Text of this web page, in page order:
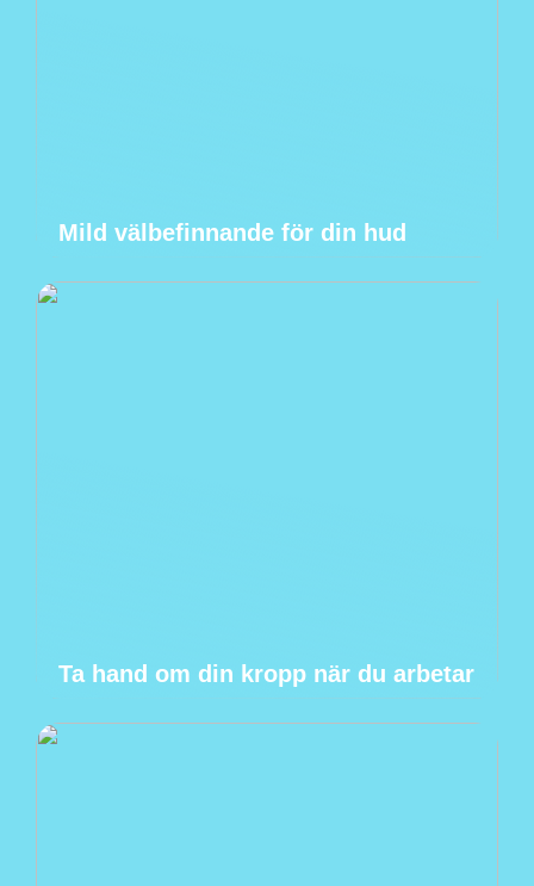
Mild välbefinnande för din hud
Ta hand om din kropp när du arbetar